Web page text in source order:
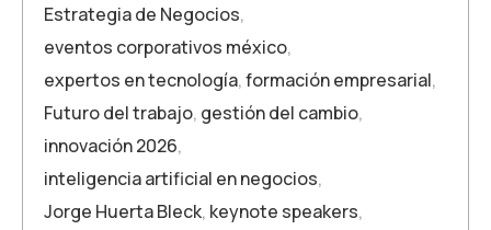
Estrategia de Negocios,
eventos corporativos méxico,
expertos en tecnología,formación empresarial,
Futuro del trabajo, gestión del cambio,
innovación 2026,
inteligencia artificial en negocios,
Jorge Huerta Bleck, keynote speakers,